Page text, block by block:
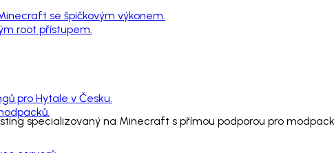
se špičkovým výkonem.
root přístupem.
pro Hytale v Česku.
specializovaný na Minecraft s přímou podporou pro